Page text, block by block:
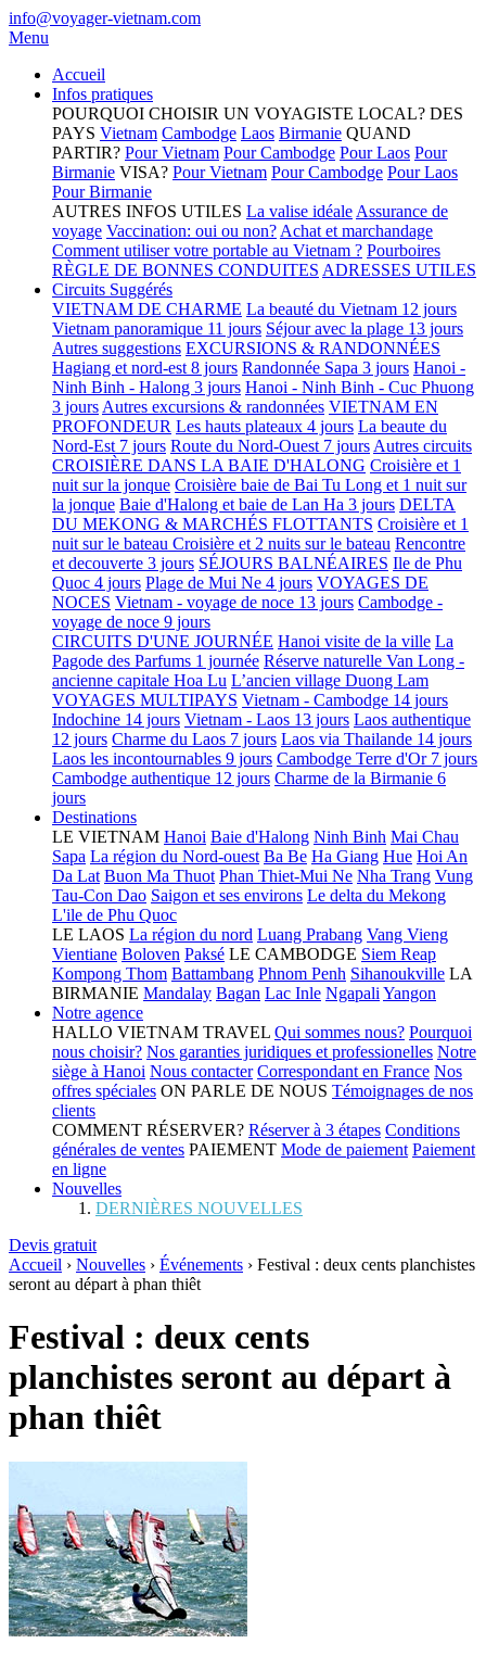
info@voyager-vietnam.com
Menu
Accueil
Infos pratiques
POURQUOI CHOISIR UN VOYAGISTE LOCAL? DES
PAYS Vietnam Cambodge Laos Birmanie QUAND
PARTIR? Pour Vietnam Pour Cambodge Pour Laos Pour
Birmanie VISA? Pour Vietnam Pour Cambodge Pour Laos
Pour Birmanie
AUTRES INFOS UTILES La valise idéale Assurance de
voyage Vaccination: oui ou non? Achat et marchandage
Comment utiliser votre portable au Vietnam ? Pourboires
RÈGLE DE BONNES CONDUITES ADRESSES UTILES
Circuits Suggérés
VIETNAM DE CHARME La beauté du Vietnam 12 jours
Vietnam panoramique 11 jours Séjour avec la plage 13 jours
Autres suggestions EXCURSIONS & RANDONNÉES
Hagiang et nord-est 8 jours Randonnée Sapa 3 jours Hanoi -
Ninh Binh - Halong 3 jours Hanoi - Ninh Binh - Cuc Phuong
3 jours Autres excursions & randonnées VIETNAM EN
PROFONDEUR Les hauts plateaux 4 jours La beaute du
Nord-Est 7 jours Route du Nord-Ouest 7 jours Autres circuits
CROISIÈRE DANS LA BAIE D'HALONG Croisière et 1
nuit sur la jonque Croisière baie de Bai Tu Long et 1 nuit sur
la jonque Baie d'Halong et baie de Lan Ha 3 jours DELTA
DU MEKONG & MARCHÉS FLOTTANTS Croisière et 1
nuit sur le bateau Croisière et 2 nuits sur le bateau Rencontre
et decouverte 3 jours SÉJOURS BALNÉAIRES Ile de Phu
Quoc 4 jours Plage de Mui Ne 4 jours VOYAGES DE
NOCES Vietnam - voyage de noce 13 jours Cambodge -
voyage de noce 9 jours
CIRCUITS D'UNE JOURNÉE Hanoi visite de la ville La
Pagode des Parfums 1 journée Réserve naturelle Van Long -
ancienne capitale Hoa Lu L’ancien village Duong Lam
VOYAGES MULTIPAYS Vietnam - Cambodge 14 jours
Indochine 14 jours Vietnam - Laos 13 jours Laos authentique
12 jours Charme du Laos 7 jours Laos via Thailande 14 jours
Laos les incontournables 9 jours Cambodge Terre d'Or 7 jours
Cambodge authentique 12 jours Charme de la Birmanie 6
jours
Destinations
LE VIETNAM Hanoi Baie d'Halong Ninh Binh Mai Chau
Sapa La région du Nord-ouest Ba Be Ha Giang Hue Hoi An
Da Lat Buon Ma Thuot Phan Thiet-Mui Ne Nha Trang Vung
Tau-Con Dao Saigon et ses environs Le delta du Mekong
L'ile de Phu Quoc
LE LAOS La région du nord Luang Prabang Vang Vieng
Vientiane Boloven Paksé LE CAMBODGE Siem Reap
Kompong Thom Battambang Phnom Penh Sihanoukville LA
BIRMANIE Mandalay Bagan Lac Inle Ngapali Yangon
Notre agence
HALLO VIETNAM TRAVEL Qui sommes nous? Pourquoi
nous choisir? Nos garanties juridiques et professionelles Notre
siège à Hanoi Nous contacter Correspondant en France Nos
offres spéciales ON PARLE DE NOUS Témoignages de nos
clients
COMMENT RÉSERVER? Réserver à 3 étapes Conditions
générales de ventes PAIEMENT Mode de paiement Paiement
en ligne
Nouvelles
DERNIÈRES NOUVELLES
Devis gratuit
Accueil › Nouvelles › Événements › Festival : deux cents planchistes
seront au départ à phan thiêt
Festival : deux cents
planchistes seront au départ à
phan thiêt